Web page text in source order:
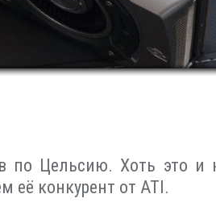
по Цельсию. Хоть это и
её конкурент от ATI.